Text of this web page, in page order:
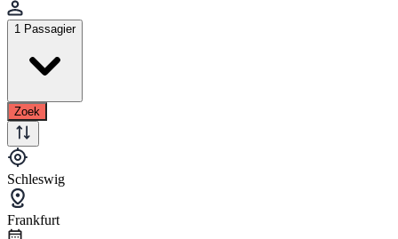
1 Passagier
Zoek
Schleswig
Frankfurt